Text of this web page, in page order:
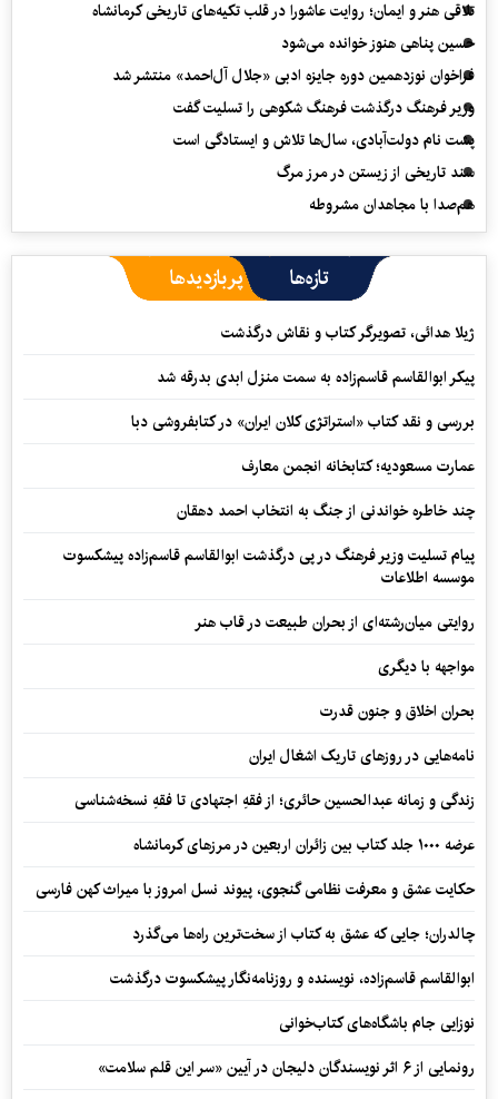
تلاقی هنر و ایمان؛ روایت عاشورا در قلب تکیه‌های تاریخی کرمانشاه
حسین پناهی هنوز خوانده می‌شود
فراخوان نوزدهمین دوره جایزه ادبی «جلال آل‌احمد» منتشر شد
وزیر فرهنگ درگذشت فرهنگ شکوهی را تسلیت گفت
پشت نام دولت‌آبادی، سال‌ها تلاش و ایستادگی است
سند تاریخی از زیستن در مرز مرگ
هم‌صدا با مجاهدان مشروطه
تازه‌ها پربازدیدها
ژیلا هدائی، تصویرگر کتاب و نقاش درگذشت
پیکر ابوالقاسم قاسم‌زاده به سمت منزل ابدی بدرقه شد
بررسی و نقد کتاب «استراتژی کلان ایران» در کتابفروشی دبا
عمارت مسعودیه؛ کتابخانه انجمن معارف
چند خاطره خواندنی از جنگ به انتخاب احمد دهقان
پیام تسلیت وزیر فرهنگ در پی درگذشت ابوالقاسم قاسم‌زاده پیشکسوت
موسسه اطلاعات
روایتی میان‌رشته‌ای از بحران طبیعت در قاب هنر
مواجهه با دیگری
بحران اخلاق و جنون قدرت
نامه‌هایی در روزهای تاریک اشغال ایران
زندگی و زمانه عبدالحسین حائری؛ از فقهِ اجتهادی تا فقهِ نسخه‌شناسی
عرضه ۱۰۰۰ جلد کتاب بین زائران اربعین در مرزهای کرمانشاه
حکایت عشق و معرفت نظامی گنجوی، پیوند نسل امروز با میراث کهن فارسی
چالدران؛ جایی که عشق به کتاب از سخت‌ترین راه‌ها می‌گذرد
ابوالقاسم قاسم‌زاده، نویسنده و روزنامه‌نگار پیشکسوت درگذشت
نوزایی جام باشگاه‌های کتاب‌خوانی
رونمایی از ۶ اثر نویسندگان دلیجان در آیین «سر این قلم سلامت»